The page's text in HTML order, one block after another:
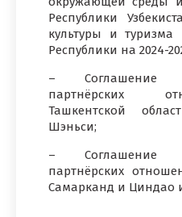
Республики
культуры и туризма
Республики на 2024-
– Соглашение
партнёрских
Ташкентской
Шэньси;
– Соглашение
партнёрских
Самарканд и Циндао